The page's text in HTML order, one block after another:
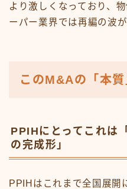
より激しくなっており、
ーパー業界では再編の波
このM&Aの「本
PPIHにとってこれは
の完成形」
PPIHはこれまで全国展開